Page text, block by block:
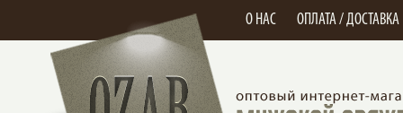
О НАС ОПЛАТА / ДОСТАВКА